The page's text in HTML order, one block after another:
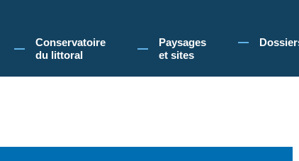
du littoral, vous acceptez l'utilisation de cookies pour vous
Conservatoire
du littoral
Paysages
et sites